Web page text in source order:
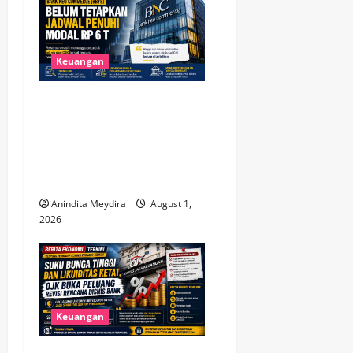
Keuangan
Anindita Meydira
August 1,
2026
Keuangan